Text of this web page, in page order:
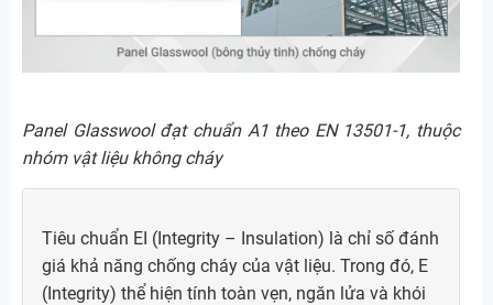
Panel Glasswool đạt chuẩn A1 theo EN 13501-1, thuộc
nhóm vật liệu không cháy
Tiêu chuẩn EI (Integrity – Insulation) là chỉ số đánh
giá khả năng chống cháy của vật liệu. Trong đó, E
(Integrity) thể hiện tính toàn vẹn, ngăn lửa và khói